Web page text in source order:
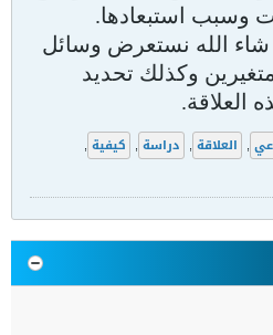
وسبب استبعادها.
شاء الله نستعرض وسائل
وكذلك تحديد
العلاقة.
, العلاقة , دراسة , كيفية ,